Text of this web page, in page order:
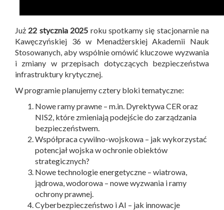
Już 22 stycznia 2025 roku spotkamy się stacjonarnie na
Kawęczyńskiej 36 w Menadżerskiej Akademii Nauk
Stosowanych, aby wspólnie omówić kluczowe wyzwania
i zmiany w przepisach dotyczących bezpieczeństwa
infrastruktury krytycznej.
W programie planujemy cztery bloki tematyczne:
Nowe ramy prawne – m.in. Dyrektywa CER oraz
NIS2, które zmieniają podejście do zarządzania
bezpieczeństwem.
Współpraca cywilno-wojskowa – jak wykorzystać
potencjał wojska w ochronie obiektów
strategicznych?
Nowe technologie energetyczne – wiatrowa,
jądrowa, wodorowa – nowe wyzwania i ramy
ochrony prawnej.
Cyberbezpieczeństwo i AI – jak innowacje